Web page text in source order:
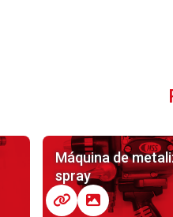
Máquina de
spray